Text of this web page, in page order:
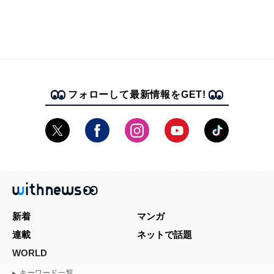
フォローして最新情報をGET!
新着
マンガ
連載
ネットで話題
WORLD